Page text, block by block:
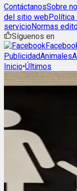
ContáctanosSobre
del sitio webPolítica
servicioNormas
Síguenos en
PublicidadAnimales
Inicio•Últimos